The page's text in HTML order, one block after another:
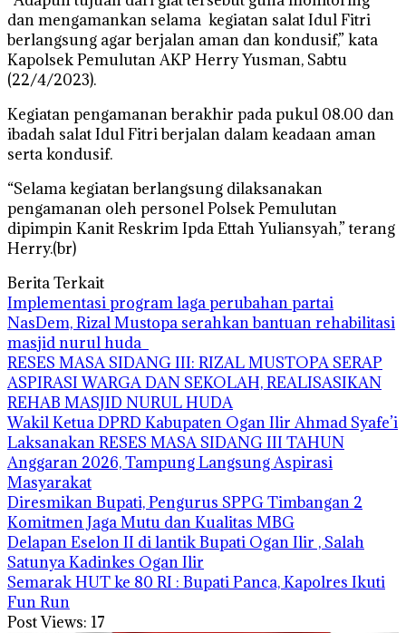
dan mengamankan selama kegiatan salat Idul Fitri
berlangsung agar berjalan aman dan kondusif,” kata
Kapolsek Pemulutan AKP Herry Yusman, Sabtu
(22/4/2023).
Kegiatan pengamanan berakhir pada pukul 08.00 dan
ibadah salat Idul Fitri berjalan dalam keadaan aman
serta kondusif.
“Selama kegiatan berlangsung dilaksanakan
pengamanan oleh personel Polsek Pemulutan
dipimpin Kanit Reskrim Ipda Ettah Yuliansyah,” terang
Herry.(br)
Berita Terkait
Implementasi program laga perubahan partai
NasDem, Rizal Mustopa serahkan bantuan rehabilitasi
masjid nurul huda
RESES MASA SIDANG III: RIZAL MUSTOPA SERAP
ASPIRASI WARGA DAN SEKOLAH, REALISASIKAN
REHAB MASJID NURUL HUDA
Wakil Ketua DPRD Kabupaten Ogan Ilir Ahmad Syafe’i
Laksanakan RESES MASA SIDANG III TAHUN
Anggaran 2026, Tampung Langsung Aspirasi
Masyarakat
Diresmikan Bupati, Pengurus SPPG Timbangan 2
Komitmen Jaga Mutu dan Kualitas MBG
Delapan Eselon II di lantik Bupati Ogan Ilir , Salah
Satunya Kadinkes Ogan Ilir
Semarak HUT ke 80 RI : Bupati Panca, Kapolres Ikuti
Fun Run
Post Views: 17